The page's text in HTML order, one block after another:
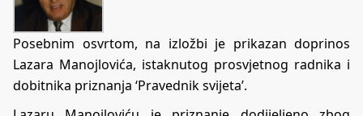
Posebnim osvrtom, na izložbi je prikazan doprinos
Lazara Manojlovića, istaknutog prosvjetnog radnika i
dobitnika priznanja ‘Pravednik svijeta’.